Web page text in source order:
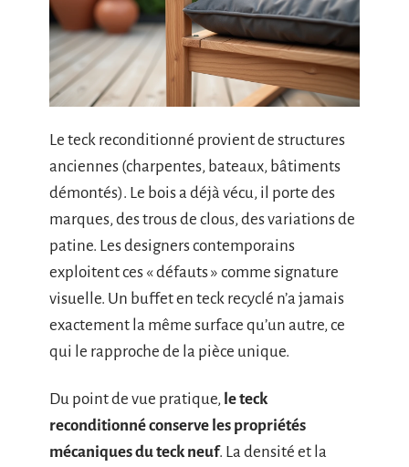
Le teck reconditionné provient de structures
anciennes (charpentes, bateaux, bâtiments
démontés). Le bois a déjà vécu, il porte des
marques, des trous de clous, des variations de
patine. Les designers contemporains
exploitent ces « défauts » comme signature
visuelle. Un buffet en teck recyclé n’a jamais
exactement la même surface qu’un autre, ce
qui le rapproche de la pièce unique.
Du point de vue pratique, le teck
reconditionné conserve les propriétés
mécaniques du teck neuf. La densité et la